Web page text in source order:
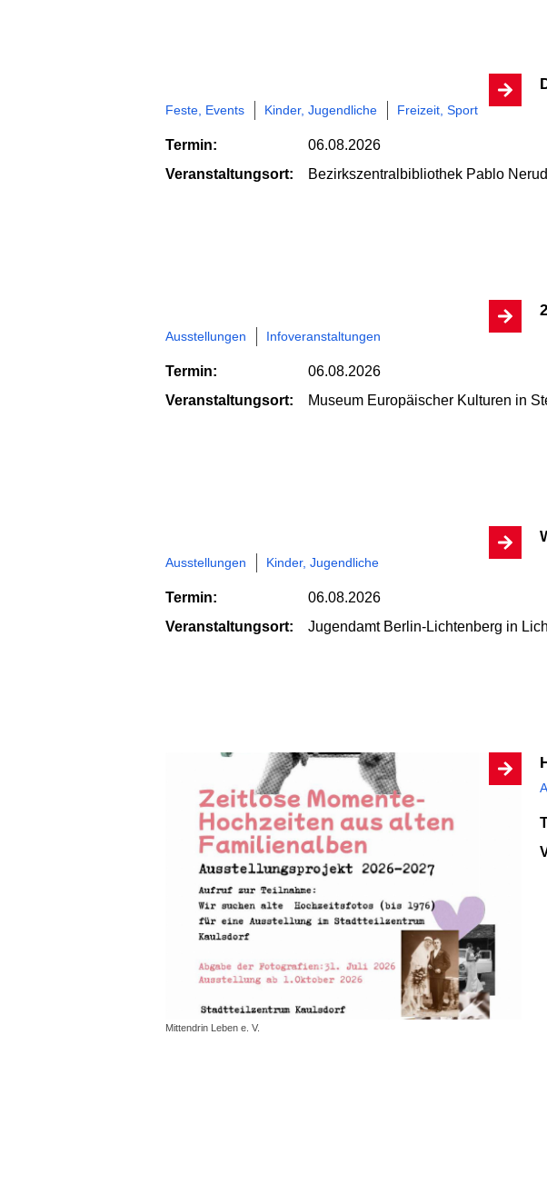
Feste, Events Kinder, Jugendliche Freizeit, Sport
Termin:
06.08.2026
Veranstaltungsort:
Bezirkszentralbibliothek Pablo
Ausstellungen Infoveranstaltungen
Termin:
06.08.2026
Veranstaltungsort:
Museum Europäischer Kulturen in
Ausstellungen Kinder, Jugendliche
Termin:
06.08.2026
Veranstaltungsort:
Jugendamt Berlin-Lichtenberg in
Mittendrin Leben e. V.